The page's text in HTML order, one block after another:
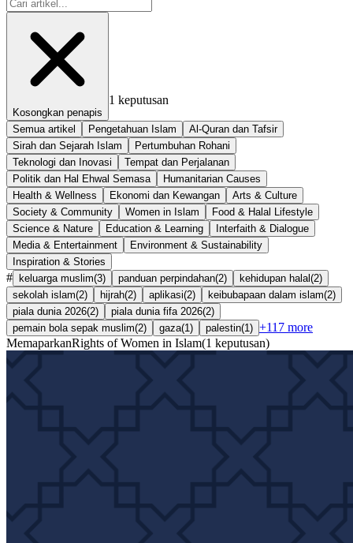
Kosongkan penapis
1 keputusan
Semua artikel Pengetahuan Islam
Al-Quran dan Tafsir
Sirah dan Sejarah Islam
Pertumbuhan Rohani
Teknologi dan Inovasi
Tempat dan Perjalanan
Politik dan Hal Ehwal Semasa
Humanitarian Causes
Health & Wellness
Ekonomi dan Kewangan
Arts & Culture
Society & Community
Women in Islam
Food & Halal Lifestyle
Science & Nature
Education & Learning
Interfaith & Dialogue
Media & Entertainment
Environment & Sustainability
Inspiration & Stories
# keluarga muslim(3) panduan perpindahan(2) kehidupan halal (2)
sekolah islam(2) hijrah(2) aplikasi(2) keibubapaan dalam islam(2)
piala dunia 2026(2) piala dunia fifa 2026(2)
pemain bola sepak muslim(2) gaza(1 ) palestin(1 ) +117 more
MemaparkanRights of Women in Islam(1 keputusan)